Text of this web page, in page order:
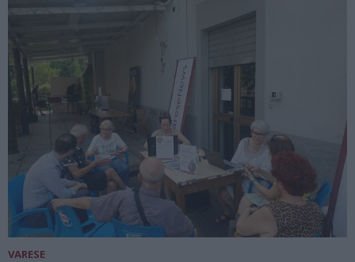
VARESE